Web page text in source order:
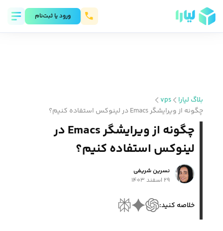
ورود يا ثبت‌نام
بلاگ لیارا
vps
چگونه از ویرایشگر Emacs در لینوکس استفاده کنیم؟
چگونه از ویرایشگر Emacs در
لینوکس استفاده کنیم؟
نسرین شریفی
۲۹ اسفند ۱۴۰۳
خلاصه کنید: